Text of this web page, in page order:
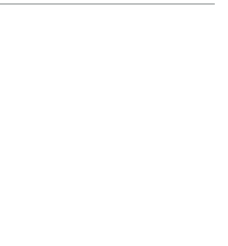
na dzierżawę lokalu przeznaczonego